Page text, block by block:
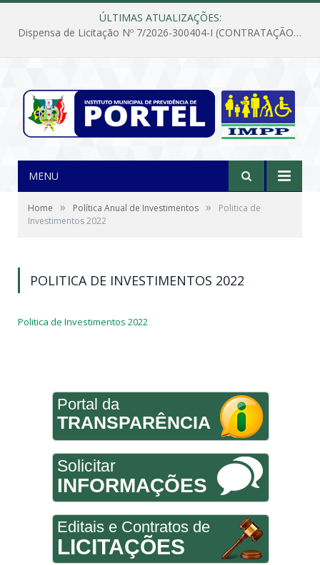
ÚLTIMAS ATUALIZAÇÕES:
Dispensa de Licitação Nº 7/2026-300404-I (CONTRATAÇÃO DE EMPRESA PARA MANUTENÇÃO E REPARAÇÃO DE APARELHOS DE AR CONDICIONADO, EM ATENDIMENTO ÀS NECESSIDADES DO INSTITUTO DE PREVIDÊNCIA MUNICIPAL DE PORTEL/PA)
MENU
Home » Política Anual de Investimentos »
Politica de
Investimentos 2022
POLITICA DE INVESTIMENTOS 2022
Politica de Investimentos 2022
Portal da
TRANSPARÊNCIA
Solicitar
INFORMAÇÕES
Editais e Contratos de
LICITAÇÕES